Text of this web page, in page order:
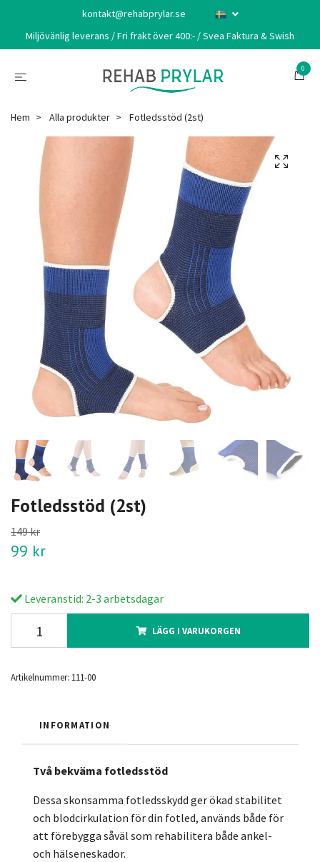
kontakt@rehabprylar.se
Miljövänlig leverans / Fri frakt över 400:- / Svea Faktura & Swish
0
Hem Alla produkter Fotledsstöd (2st)
Fotledsstöd (2st)
149 kr
99 kr
Leveranstid: 2-3 arbetsdagar
LÄGG I VARUKORGEN
Artikelnummer: 111-00
INFORMATION
Två bekväma fotledsstöd
Dessa skonsamma fotledsskydd ger ökad stabilitet
och blodcirkulation för din fotled, används både för
att förebygga såväl som rehabilitera både ankel-
och hälseneskador.